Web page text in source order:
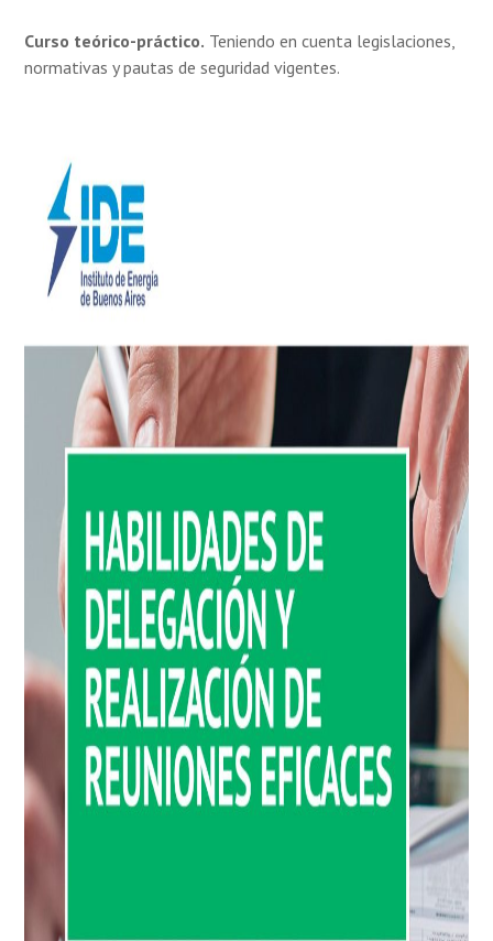
Curso teórico-práctico. Teniendo en cuenta legislaciones,
normativas y pautas de seguridad vigentes.